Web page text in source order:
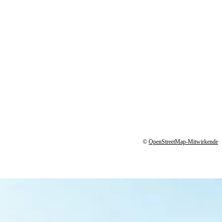
© OpenStreetMap-Mitwirkende